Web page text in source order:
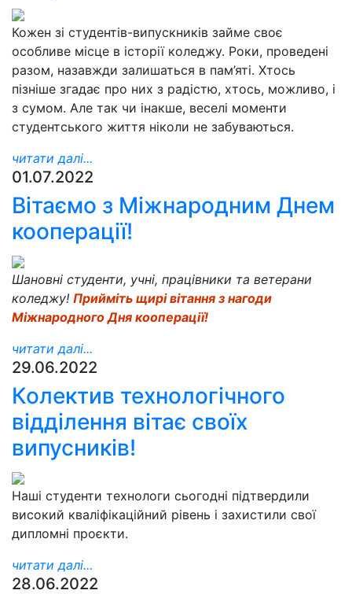
Кожен зі студентів-випускників займе своє
особливе місце в історії коледжу. Роки, проведені
разом, назавжди залишаться в пам’яті. Хтось
пізніше згадає про них з радістю, хтось, можливо, і
з сумом. Але так чи інакше, веселі моменти
студентського життя ніколи не забуваються.
читати далі...
01.07.2022
Вітаємо з Міжнародним Днем
кооперації!
Шановні студенти, учні, працівники та ветерани
коледжу! Прийміть щирі вітання з нагоди
Міжнародного Дня кооперації!
читати далі...
29.06.2022
Колектив технологічного
відділення вітає своїх
випусників!
Наші студенти технологи сьогодні підтвердили
високий кваліфікаційний рівень і захистили свої
дипломні проєкти.
читати далі...
28.06.2022